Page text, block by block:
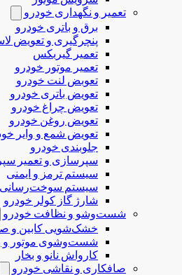
تعمیر و نگهداری خودرو
برق و باتری خودرو
پنچرگیری و تعویض
تعمیر گیربکس
تعمیر موتور خودرو
تعوبض لنت خودرو
تعویض باتری خودرو
تعویض چراغ خودرو
تعویض روغن خودرو
تعویض شمع و وایر
جلوبندی خودرو
سپرسازی و تعمیر سپر
سیستم ترمز و ایمنی
سیستم سوخت‌رسانی
شارژ گاز کولر خودرو
شست‌وشو و نظافت خودرو
خشک‌شویی کابین و
شست‌وشوی موتور و
کارواش نانو و بخار
صافکاری و نقاشی خودرو